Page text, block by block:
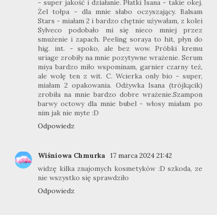
- super jakość i działanie. Płatki Isana - takie okej.
Żel tołpa - dla mnie słabo oczyszający. Balsam
Stars - miałam 2 i bardzo chętnie używałam, z kolei
Sylveco podobało mi się nieco mniej przez
smużenie i zapach. Peeling soraya to hit, płyn do
hig. int. - spoko, ale bez wow. Próbki kremu
uriage zrobiły na mnie pozytywne wrażenie. Serum
miya bardzo miło wspominam, garnier czarny też,
ale wolę ten z wit. C. Wcierka only bio - super,
miałam 2 opakowania. Odżywka Isana (trójkącik)
zrobiła na mnie bardzo dobre wrażenie.Szampon
barwy octowy dla mnie bubel - włosy miałam po
nim jak nie myte :D
Odpowiedz
Wiśniowa Chmurka
17 marca 2024 21:42
widzę kilka znajomych kosmetyków :D szkoda, ze
nie wszystko się sprawdziło
Odpowiedz